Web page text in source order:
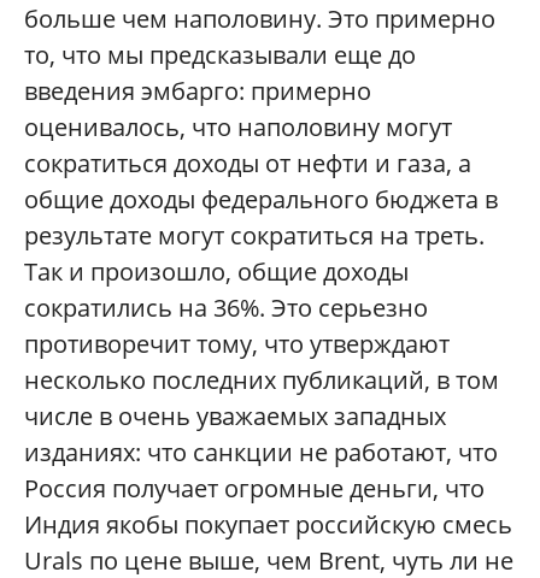
больше чем наполовину. Это примерно
то, что мы предсказывали еще до
введения эмбарго: примерно
оценивалось, что наполовину могут
сократиться доходы от нефти и газа, а
общие доходы федерального бюджета в
результате могут сократиться на треть.
Так и произошло, общие доходы
сократились на 36%. Это серьезно
противоречит тому, что утверждают
несколько последних публикаций, в том
числе в очень уважаемых западных
изданиях: что санкции не работают, что
Россия получает огромные деньги, что
Индия якобы покупает российскую смесь
Urals по цене выше, чем Brent, чуть ли не